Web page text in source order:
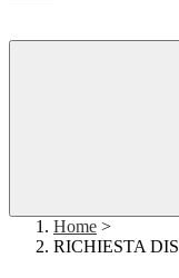
Home >
RICHIESTA